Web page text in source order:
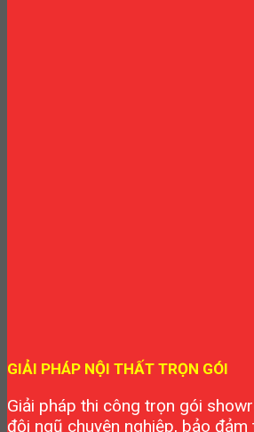
GIẢI PHÁP NỘI THẤT TRỌN GÓI
Giải pháp thi công trọn gói
đội ngũ chuyên nghiệp, bảo